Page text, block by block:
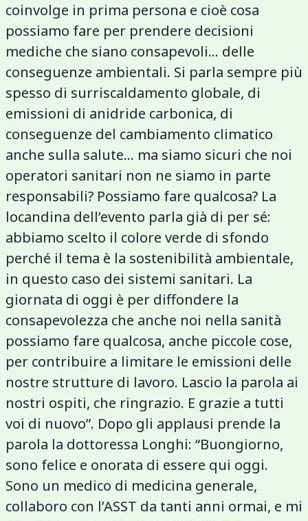
coinvolge in prima persona e cioè cosa
possiamo fare per prendere decisioni
mediche che siano consapevoli... delle
conseguenze ambientali. Si parla sempre più
spesso di surriscaldamento globale, di
emissioni di anidride carbonica, di
conseguenze del cambiamento climatico
anche sulla salute… ma siamo sicuri che noi
operatori sanitari non ne siamo in parte
responsabili? Possiamo fare qualcosa? La
locandina dell’evento parla già di per sé:
abbiamo scelto il colore verde di sfondo
perché il tema è la sostenibilità ambientale,
in questo caso dei sistemi sanitari. La
giornata di oggi è per diffondere la
consapevolezza che anche noi nella sanità
possiamo fare qualcosa, anche piccole cose,
per contribuire a limitare le emissioni delle
nostre strutture di lavoro. Lascio la parola ai
nostri ospiti, che ringrazio. E grazie a tutti
voi di nuovo”. Dopo gli applausi prende la
parola la dottoressa Longhi: “Buongiorno,
sono felice e onorata di essere qui oggi.
Sono un medico di medicina generale,
collaboro con l’ASST da tanti anni ormai, e mi